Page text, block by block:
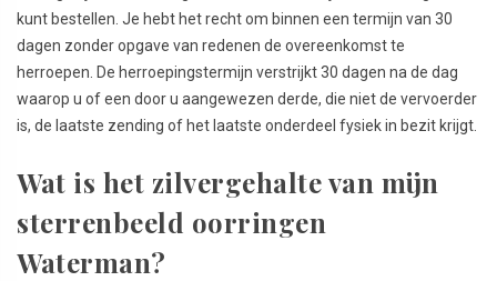
kunt bestellen. Je hebt het recht om binnen een termijn van 30
dagen zonder opgave van redenen de overeenkomst te
herroepen. De herroepingstermijn verstrijkt 30 dagen na de dag
waarop u of een door u aangewezen derde, die niet de vervoerder
is, de laatste zending of het laatste onderdeel fysiek in bezit krijgt.
Wat is het zilvergehalte van mijn
sterrenbeeld oorringen
Waterman?